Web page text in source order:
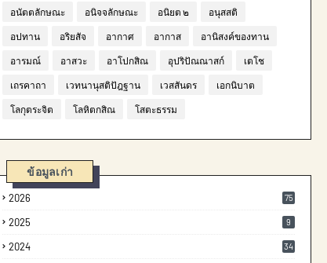
อนัตตลักษณะ อนิจจลักษณะ อนิยต ๒ อนุสสติ
อปทาน อริยสัจ อากาศ อากาส อานิสงค์ของทาน
อารมณ์ อาสวะ อาโปกสิณ อุปริปัณณาสก์ เตโช
เถรคาถา เวทนานุสติปัฎฐาน เวสสันดร เอกนิบาต
โลกุตระจิต โลหิตกสิณ โสตะธรรม
ข้อมูลเก่า
2026 75
2025 9
2024 34